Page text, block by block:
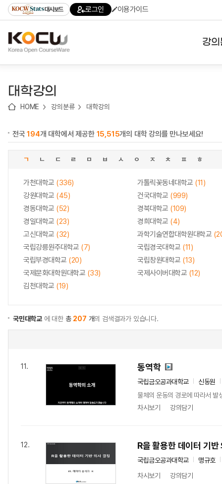
기
기
기
content)
가
대시보드 로그인 이용가이드
강
대학강의
HOME 강의분류 대학강의
전국194개 대학에서 제공한 15,515개의 대학 강의를 만나보세요!
ㄱ ㄴ ㄷ ㄹ ㅁ ㅂ ㅅ ㅇ ㅈ ㅊ ㅍ ㅎ
가천대학교 (336) 가톨릭꽃동네대학교 (11)
강원대학교 (45) 건국대학교 (999)
경동대학교 (52) 경북대학교 (109)
경일대학교 (23) 경희대학교 (4)
고신대학교 (32) 과학기술연합대학원대학교
국립강릉원주대학교 (7) 국립경국대학교 (11)
국립부경대학교 (20) 국립창원대학교 (13)
국제문화대학원대학교 (33) 국제사이버대학교 (12)
김천대학교 (19)
국민대학교 에 대한 총 207 개의 검색결과가 있습니다.
11. 동역학
국립금오공과대학교
신동원
물체의 운동의 경로에 따라서
차시보기
강의담기
12. R을 활용한 데이터 기반
국립금오공과대학교
맹규호
차시보기
강의담기